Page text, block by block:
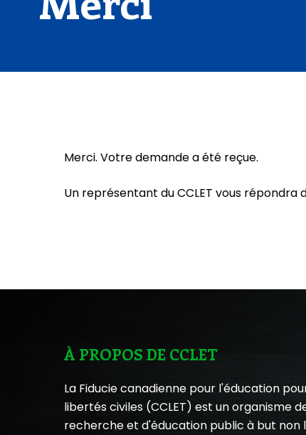
Merci. Votre demande a été reçue.
Un représentant du CCLET vous répondra
À PROPOS DE CCLET
La Fiducie canadienne pour l'éducation
libertés civiles (CCLET) est un organisme
recherche et d'éducation public à but non